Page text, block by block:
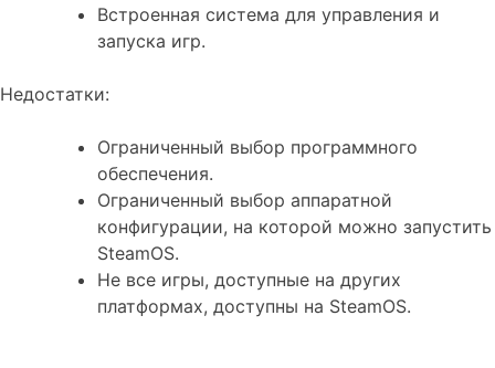
Встроенная система для управления и
запуска игр.
Недостатки:
Ограниченный выбор программного
обеспечения.
Ограниченный выбор аппаратной
конфигурации, на которой можно запустить
SteamOS.
Не все игры, доступные на других
платформах, доступны на SteamOS.